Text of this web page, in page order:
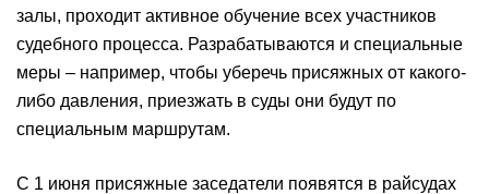
залы, проходит активное обучение всех участников
судебного процесса. Разрабатываются и специальные
меры – например, чтобы уберечь присяжных от какого-
либо давления, приезжать в суды они будут по
специальным маршрутам.
С 1 июня присяжные заседатели появятся в райсудах